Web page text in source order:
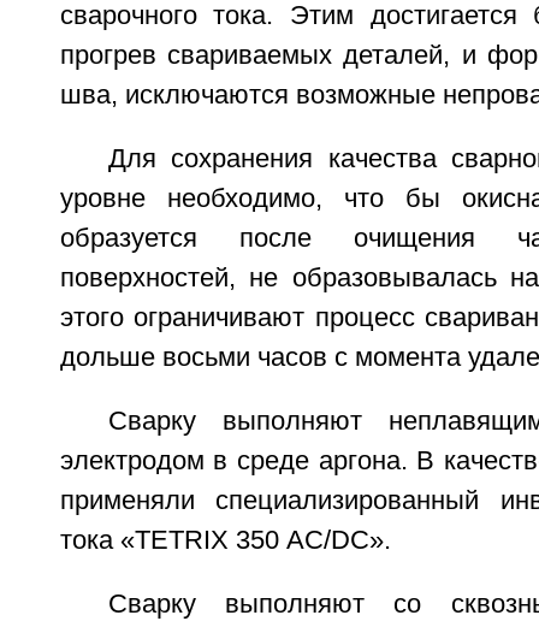
сварочного тока. Этим
прогрев свариваемых деталей, и
шва, исключаются возможные
Для сохранения качества
уровне необходимо, что бы
образуется после очищения
поверхностей, не образовывалась
этого ограничивают процесс
дольше восьми часов с момента
Сварку выполняют
электродом в среде аргона. В
применяли специализированный
тока «ТЕТRIХ 350 АС/DC».
Сварку выполняют со